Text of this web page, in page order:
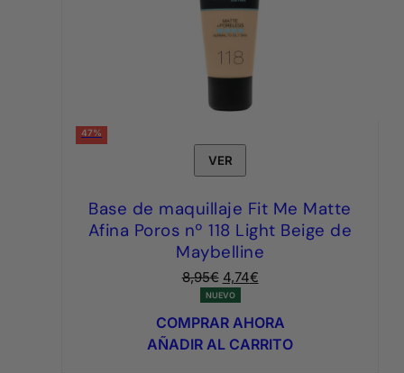
47%
VER
Base de maquillaje Fit Me Matte
Afina Poros nº 118 Light Beige de
Maybelline
8,95€ El
precio
original
era:
8,95€.
4,74€El
actual
es:
4,74€.
NUEVO
COMPRAR AHORA
AÑADIR AL CARRITO